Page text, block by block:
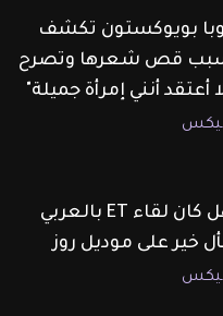
بويوكستون تكشف
قص شعرها وتصرح
أعتقد أنني إمرأة جميلة"
هل كان لقاء ET بالعربي
خير على موديل روز